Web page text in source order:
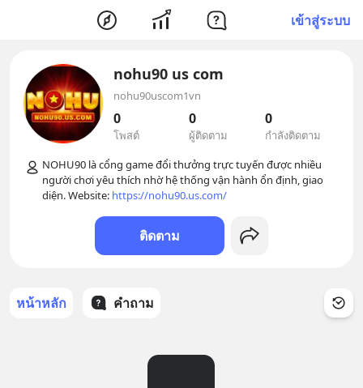
เข้าสู่ระบบ
nohu90 us com
nohu90uscom1vn
0
โพสต์
0
ผู้ติดตาม
0
กำลังติดตาม
NOHU90 là cổng game đổi thưởng trực tuyến được nhiều
người chơi yêu thích nhờ hệ thống vận hành ổn định, giao
diện. Website: https://nohu90.us.com/
ติดตาม
หน้าหลัก คำถาม